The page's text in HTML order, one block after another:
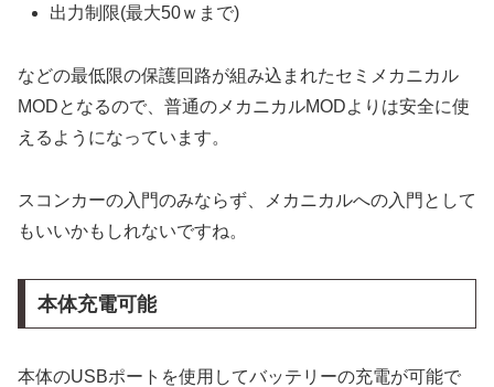
出力制限(最大50ｗまで)
などの最低限の保護回路が組み込まれたセミメカニカル
MODとなるので、普通のメカニカルMODよりは安全に使
えるようになっています。
スコンカーの入門のみならず、メカニカルへの入門として
もいいかもしれないですね。
本体充電可能
本体のUSBポートを使用してバッテリーの充電が可能で